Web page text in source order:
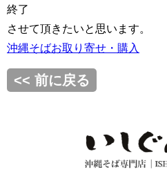
終了
させて頂きたいと思います。
沖縄そばお取り寄せ・購入
<< 前に戻る